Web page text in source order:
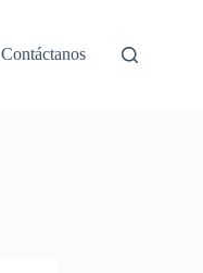
Contáctanos